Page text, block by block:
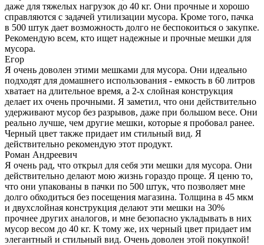
даже для тяжелых нагрузок до 40 кг. Они прочные и хорошо
справляются с задачей утилизации мусора. Кроме того, пачка
в 500 штук дает возможность долго не беспокоиться о закупке.
Рекомендую всем, кто ищет надежные и прочные мешки для
мусора.
Егор
Я очень доволен этими мешками для мусора. Они идеально
подходят для домашнего использования - емкость в 60 литров
хватает на длительное время, а 2-х слойная конструкция
делает их очень прочными. Я заметил, что они действительно
удерживают мусор без разрывов, даже при большом весе. Они
реально лучше, чем другие мешки, которые я пробовал ранее.
Черный цвет также придает им стильный вид. Я
действительно рекомендую этот продукт.
Роман Андреевич
Я очень рад, что открыл для себя эти мешки для мусора. Они
действительно делают мою жизнь гораздо проще. Я ценю то,
что они упакованы в пачки по 500 штук, что позволяет мне
долго обходиться без посещения магазина. Толщина в 45 мкм
и двухслойная конструкция делают эти мешки на 30%
прочнее других аналогов, и мне безопасно укладывать в них
мусор весом до 40 кг. К тому же, их черный цвет придает им
элегантный и стильный вид. Очень доволен этой покупкой!